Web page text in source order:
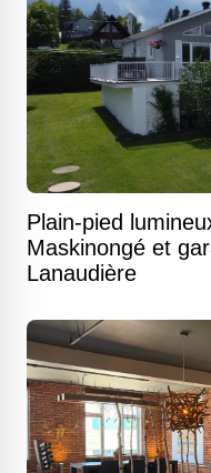
Plain-pied
Maskinongé et
Lanaudière